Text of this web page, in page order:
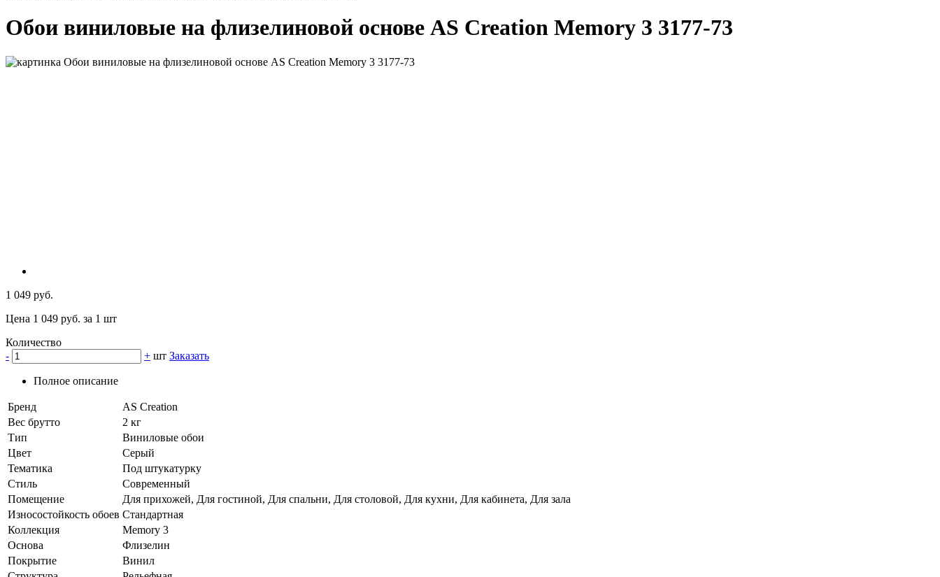
Обои виниловые на флизелиновой основе AS Creation Memory 3 3177-73
1 049 руб.
Цена 1 049 руб. за 1 шт
Количество
-
+ шт Заказать
Полное описание
Бренд
AS Creation
Вес брутто
2 кг
Тип
Виниловые обои
Цвет
Серый
Тематика
Под штукатурку
Стиль
Современный
Помещение
Для прихожей, Для гостиной, Для спальни, Для столовой, Для кухни, Для кабинета, Для зала
Износостойкость обоев Стандартная
Коллекция
Memory 3
Основа
Флизелин
Покрытие
Винил